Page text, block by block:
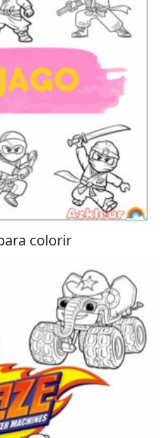
colorir